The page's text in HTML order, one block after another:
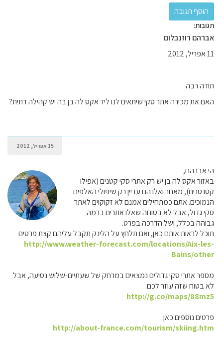
תגובות:
אברהם רוזנבלום
11 אפריל, 2012
תודה רבה
האם את מכירה אתר סקי שיתאים לנו ליד אקס לה בן בה יש קהילה דתית?
15 אפריל, 2012
הי אברהם,
באזור אקס לה בן יש רק אתרי סקי קטנים (אפילו
קטנטנים), מאחר ואלו הם עדיין רק שיפולי האלפים
הנמוכים. אתם כמתחילים אמנם לא זקוקוים לאתר
סקי גדול, אבל לא בטוחה שאלו אתרים ברמה
גבוהה בכלל, ושל הדרכה בפרט.
תוכל לראות אותם כאן, ואם תלחץ על הלינק תקבל עליהם קצת פרטים
http://www.weather-forecast.com/locations/Aix-les-
Bains/other
מספר אתרי סקי גדולים נמצאים במרחק של שעתיים-שלוש נסיעה, אבל
לא בטוח שזה עוזר לכם.
http://g.co/maps/88mz5
פרטים נוספים כאן
http://about-france.com/tourism/skiing.htm